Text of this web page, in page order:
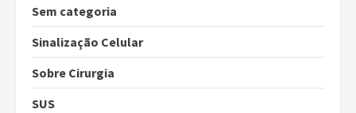
Sem categoria
Sinalização Celular
Sobre Cirurgia
SUS